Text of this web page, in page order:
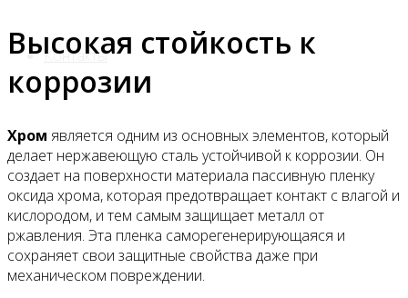
Контакты
Высокая стойкость к
коррозии
Хром является одним из основных элементов, который
делает нержавеющую сталь устойчивой к коррозии. Он
создает на поверхности материала пассивную пленку
оксида хрома, которая предотвращает контакт с влагой и
кислородом, и тем самым защищает металл от
ржавления. Эта пленка саморегенерирующаяся и
сохраняет свои защитные свойства даже при
механическом повреждении.